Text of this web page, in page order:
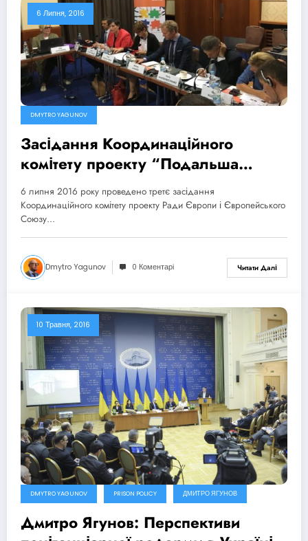
6 Липня, 2016
DMYTRO YAGUNOV
Засідання Координаційного
комітету проекту “Подальша
підтримка пенітенціарної реформи
в Україні”
6 липня 2016 року проведено третє засідання
Координаційного комітету проекту Ради Європи і Європейського
Союзу…
Dmytro Yagunov 0 Коментарі Читати Далі
10 Травня, 2016
DMYTRO YAGUNOV PRISON POLICY ДМИТРО ЯГУНОВ
Дмитро Ягунов: Перспективи